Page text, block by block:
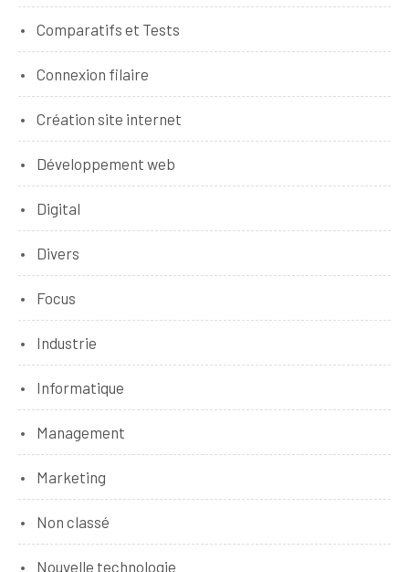
Comparatifs et Tests
Connexion filaire
Création site internet
Développement web
Digital
Divers
Focus
Industrie
Informatique
Management
Marketing
Non classé
Nouvelle technologie